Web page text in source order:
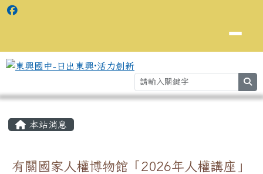
本站消息
有關國家人權博物館「2026年人權講座」